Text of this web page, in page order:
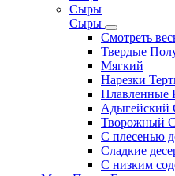
Сыры
Сыры
Смотреть
Твердые
Мягкий
Нарезки
Плавленные
Адыгейский
Творожный
С плесенью
Сладкие
С низким